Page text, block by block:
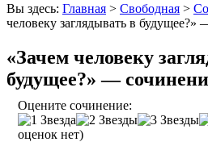
Вы здесь: Главная > Свободная >
человеку заглядывать в будущее?»
«Зачем человеку
будущее?» —
Оцените сочинение:
оценок нет)